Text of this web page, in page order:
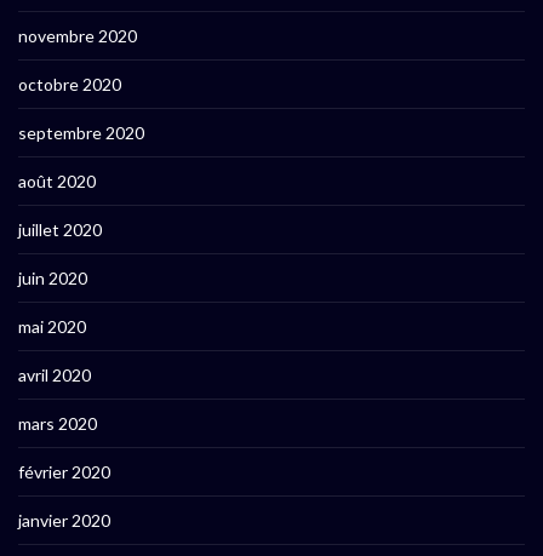
novembre 2020
octobre 2020
septembre 2020
août 2020
juillet 2020
juin 2020
mai 2020
avril 2020
mars 2020
février 2020
janvier 2020